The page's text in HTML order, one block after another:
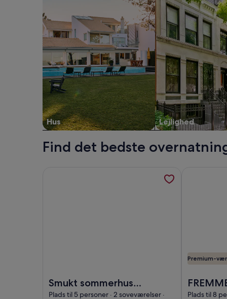
Hus Lejlighed
Find det bedste
Smukt sommerhus
15 minutter fra byen
Plads til 5 personer · 2 soveværelser ·
Premium-
til 1/06
Plads til 8